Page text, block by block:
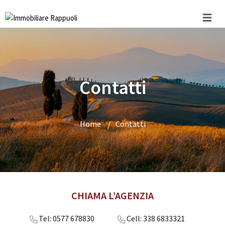
Contatti
Home / Contatti
CHIAMA L’AGENZIA
Tel: 0577 678830 Cell: 338 6833321